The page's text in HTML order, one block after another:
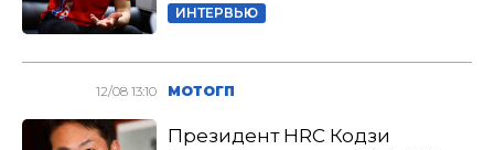
ИНТЕРВЬЮ
12/08 13:10 МОТОГП
Президент HRC Кодзи